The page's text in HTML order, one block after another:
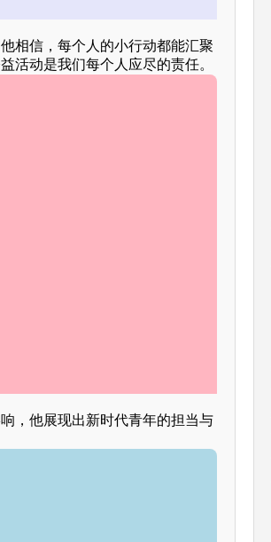
相信，每个人的小行动都能汇聚
活动是我们每个人应尽的责任。
，他展现出新时代青年的担当与